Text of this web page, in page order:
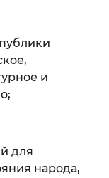
и
для
народа,